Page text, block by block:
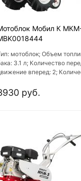
Мобил К
мотоблок; Объем
3.1 л; Количество
вперед: 2;
бензиновый
руб.